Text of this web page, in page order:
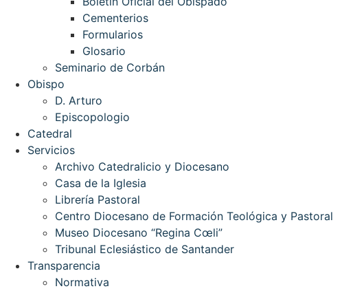
Cementerios
Formularios
Glosario
Seminario de Corbán
Obispo
D. Arturo
Episcopologio
Catedral
Servicios
Archivo Catedralicio y Diocesano
Casa de la Iglesia
Librería Pastoral
Centro Diocesano de Formación Teológica y Pastoral
Museo Diocesano “Regina Cœli”
Tribunal Eclesiástico de Santander
Transparencia
Normativa